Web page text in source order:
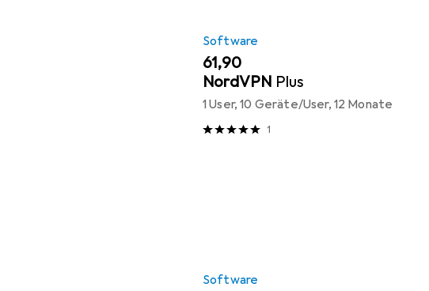
Software
EUR
61,90
NordVPN Plus
1 User, 10 Geräte/User, 12 Monate
1
Software